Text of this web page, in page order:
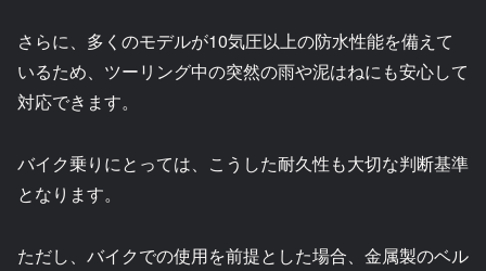
さらに、多くのモデルが10気圧以上の防水性能を備えて
いるため、ツーリング中の突然の雨や泥はねにも安心して
対応できます。
バイク乗りにとっては、こうした耐久性も大切な判断基準
となります。
ただし、バイクでの使用を前提とした場合、金属製のベル